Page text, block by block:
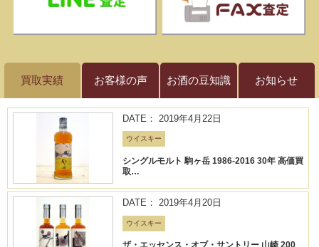
買取実績 お客様の声 お酒の豆知識 お知らせ
DATE： 2019年4月22日
ウイスキー
シングルモルト 駒ヶ岳 1986-2016 30年 高価買
取…
DATE： 2019年4月20日
ウイスキー